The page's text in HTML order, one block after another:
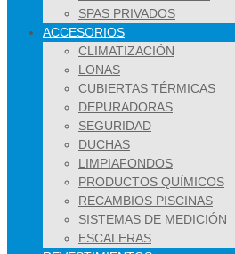
SPAS PRIVADOS
ACCESORIOS
CLIMATIZACIÓN
LONAS
CUBIERTAS TÉRMICAS
DEPURADORAS
SEGURIDAD
DUCHAS
LIMPIAFONDOS
PRODUCTOS QUÍMICOS
RECAMBIOS PISCINAS
SISTEMAS DE MEDICIÓN
ESCALERAS